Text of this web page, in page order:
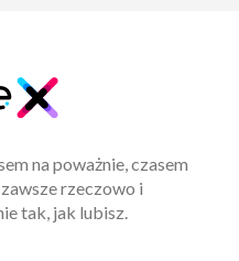
na poważnie, czasem
rzeczowo i
tak, jak lubisz.